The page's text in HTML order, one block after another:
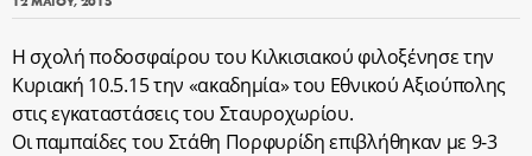
Η σχολή ποδοσφαίρου του Κιλκισιακού φιλοξένησε την
Κυριακή 10.5.15 την «ακαδημία» του Εθνικού Αξιούπολης
στις εγκαταστάσεις του Σταυροχωρίου.
Οι παμπαίδες του Στάθη Πορφυρίδη επιβλήθηκαν με 9-3